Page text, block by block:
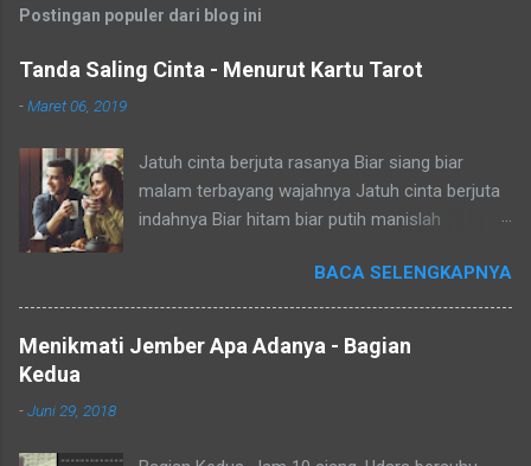
Postingan populer dari blog ini
Tanda Saling Cinta - Menurut Kartu Tarot
-Maret 06, 2019
Jatuh cinta berjuta rasanya Biar siang biar
malam terbayang wajahnya Jatuh cinta berjuta
indahnya Biar hitam biar putih manislah
Dia dekat aku senang tapi salah tingkah Dia aktif
aku pura-pura jual mahal Dia diam aku cari
perhatian oh repotnya Salam Budaya! Duh yang
lagi jatuh cinta, uhuk uhuk (maaf batuk
BACA SELENGKAPNYA
Menikmati Jember Apa Adanya - Bagian
Kedua
-Juni 29, 2018